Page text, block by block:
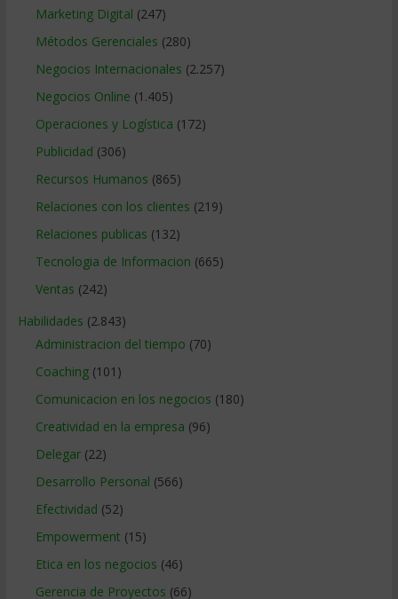
Marketing Digital (247)
Métodos Gerenciales (280)
Negocios Internacionales (2.257)
Negocios Online (1.405)
Operaciones y Logística (172)
Publicidad (306)
Recursos Humanos (865)
Relaciones con los clientes (219)
Relaciones publicas (132)
Tecnologia de Informacion (665)
Ventas (242)
Habilidades (2.843)
Administracion del tiempo (70)
Coaching(101)
Comunicacion en los negocios (180)
Creatividad en la empresa (96)
Delegar(22)
Desarrollo Personal (566)
Efectividad (52)
Empowerment (15)
Etica en los negocios (46)
Gerencia de Proyectos (66)